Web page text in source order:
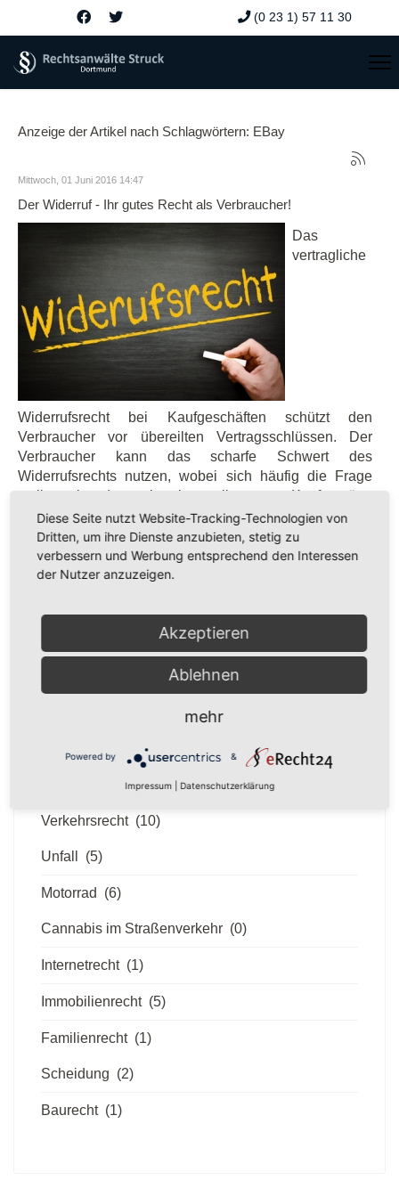
(0 23 1) 57 11 30
Anzeige der Artikel nach Schlagwörtern: EBay
Mittwoch, 01 Juni 2016 14:47
Der Widerruf - Ihr gutes Recht als Verbraucher!
Das
vertragliche
Widerrufsrecht bei Kaufgeschäften schützt den
Verbraucher vor übereilten Vertragsschlüssen. Der
Verbraucher kann das scharfe Schwert des
Widerrufsrechts nutzen, wobei sich häufig die Frage
stellt, wie denn bereits vollzogene Kaufverträge
rückabgewickelt werden müssen.
Publiziert in Internetrecht weiterlesen ...
Wohnungseigentumsrecht und Mietrecht
Verkehrsrecht (10)
Unfall (5)
Motorrad (6)
Cannabis im Straßenverkehr (0)
Internetrecht (1)
Immobilienrecht (5)
Familienrecht (1)
Scheidung (2)
Baurecht (1)
Diese Seite nutzt Website-Tracking-Technologien von
Dritten, um ihre Dienste anzubieten, stetig zu
verbessern und Werbung entsprechend den Interessen
der Nutzer anzuzeigen.
Akzeptieren
Ablehnen
mehr
Powered by &
Impressum Datenschutzerklärung